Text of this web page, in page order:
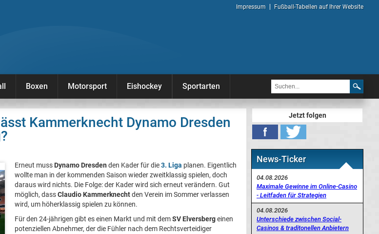
Impressum Fußball-Tabellen auf Ihrer Website
Boxen Motorsport Eishockey Sportarten
Kammerknecht Dynamo Dresden
Erneut muss Dynamo Dresden den Kader für die3. Liga planen. Eigentlich
wollte man in der kommenden Saison wieder zweitklassig spielen, doch
daraus wird nichts. Die Folge: der Kader wird sich erneut verändern. Gut
möglich, dassClaudio Kammerknechtden Verein im Sommer verlassen
wird, um höherklassig spielen zu können.
Für den 24-jährigen gibt es einen Markt und mit demSV Elversbergeinen
potenziellen Abnehmer, der die Fühler nach dem Rechtsverteidiger
Jetzt folgen
News-Ticker
04.08.2026
Maximale Gewinne im Online-Casino
- Leitfaden für Strategien
04.08.2026
Unterschiede zwischen Social-
Casinos & traditonellen Anbietern